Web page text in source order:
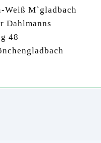
Weiß M`gladbach
Dahlmanns
48